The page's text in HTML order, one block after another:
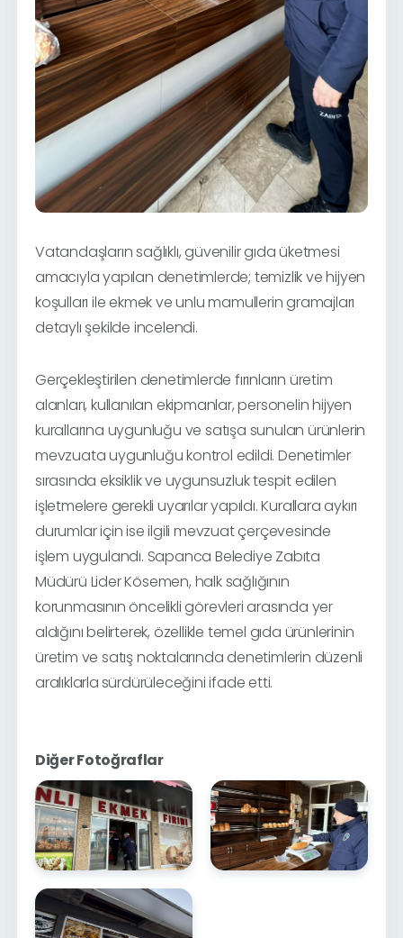
Vatandaşların sağlıklı, güvenilir gıda üketmesi
amacıyla yapılan denetimlerde; temizlik ve hijyen
koşulları ile ekmek ve unlu mamullerin gramajları
detaylı şekilde incelendi.
Gerçekleştirilen denetimlerde fırınların üretim
alanları, kullanılan ekipmanlar, personelin hijyen
kurallarına uygunluğu ve satışa sunulan ürünlerin
mevzuata uygunluğu kontrol edildi. Denetimler
sırasında eksiklik ve uygunsuzluk tespit edilen
işletmelere gerekli uyarılar yapıldı. Kurallara aykırı
durumlar için ise ilgili mevzuat çerçevesinde
işlem uygulandı. Sapanca Belediye Zabıta
Müdürü Lider Kösemen, halk sağlığının
korunmasının öncelikli görevleri arasında yer
aldığını belirterek, özellikle temel gıda ürünlerinin
üretim ve satış noktalarında denetimlerin düzenli
aralıklarlasürdürüleceğini ifade etti.
Diğer Fotoğraflar